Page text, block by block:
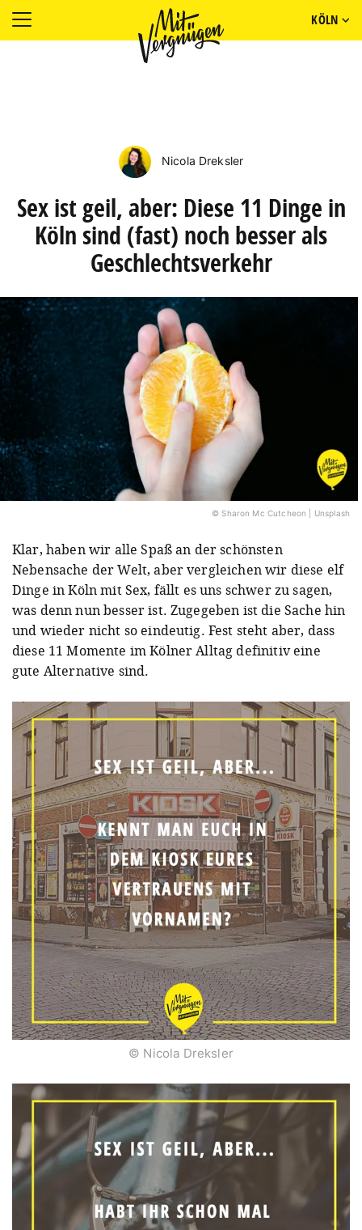
KÖLN
Nicola Dreksler
Sex ist geil, aber: Diese 11 Dinge in
Köln sind (fast) noch besser als
Geschlechtsverkehr
© Sharon Mc Cutcheon | Unsplash
Klar, haben wir alle Spaß an der schönsten
Nebensache der Welt, aber vergleichen wir diese elf
Dinge in Köln mit Sex, fällt es uns schwer zu sagen,
was denn nun besser ist. Zugegeben ist die Sache hin
und wieder nicht so eindeutig. Fest steht aber, dass
diese 11 Momente im Kölner Alltag definitiv eine
gute Alternative sind.
© Nicola Dreksler